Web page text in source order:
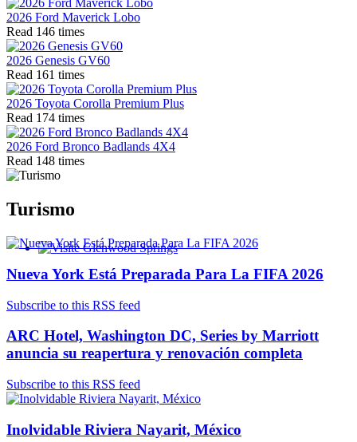
2026 Ford Maverick Lobo
Read 146 times
2026 Genesis GV60
Read 161 times
2026 Toyota Corolla Premium Plus
Read 174 times
2026 Ford Bronco Badlands 4X4
Read 148 times
Turismo
Nueva York Está Preparada Para La FIFA 2026
Subscribe to this RSS feed
ARC Hotel, Washington DC, Series by Marriott
anuncia su reapertura y renovación completa
Subscribe to this RSS feed
Inolvidable Riviera Nayarit, México